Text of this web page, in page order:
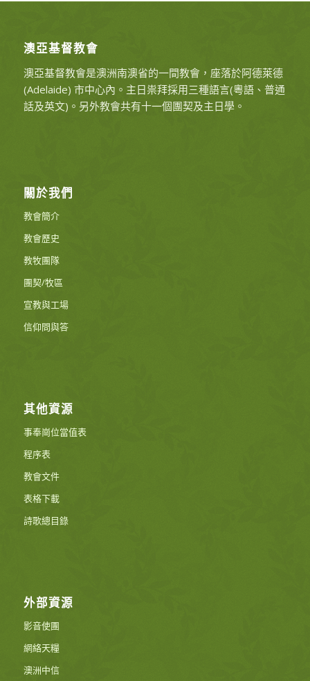
澳亞基督教會
澳亞基督教會是澳洲南澳省的一間教會，座落於阿德萊德
(Adelaide) 市中心內。主日祟拜採用三種語言(粵語、普通
話及英文)。另外教會共有十一個團契及主日學。
關於我們
教會簡介
教會歷史
教牧團隊
團契/牧區
宣教與工場
信仰問與答
其他資源
事奉崗位當值表
程序表
教會文件
表格下載
詩歌總目錄
外部資源
影音使團
網絡天糧
澳洲中信